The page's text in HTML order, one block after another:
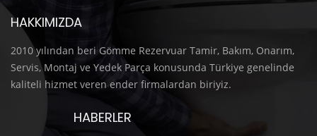
HAKKIMIZDA
2010 yılından beri Gömme Rezervuar Tamir, Bakım, Onarım,
Servis, Montaj ve Yedek Parça konusunda Türkiye genelinde
kaliteli hizmet veren ender firmalardan biriyiz.
HABERLER